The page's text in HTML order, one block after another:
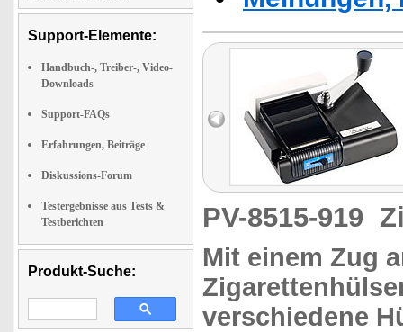
Support-Elemente:
Handbuch-, Treiber-, Video-
Downloads
Support-FAQs
Erfahrungen, Beiträge
Diskussions-Forum
Testergebnisse aus Tests &
Testberichten
Produkt-Suche:
PV-8515-919
Mit einem Zug
verschiedene